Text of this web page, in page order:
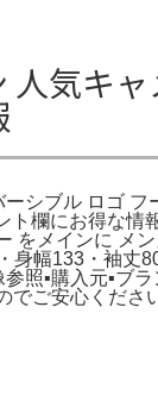
気キャ
シブル ロゴ
欄にお得な
メインに メ
幅133・袖丈
▪️購入元▪️ブ
でご安心くだ